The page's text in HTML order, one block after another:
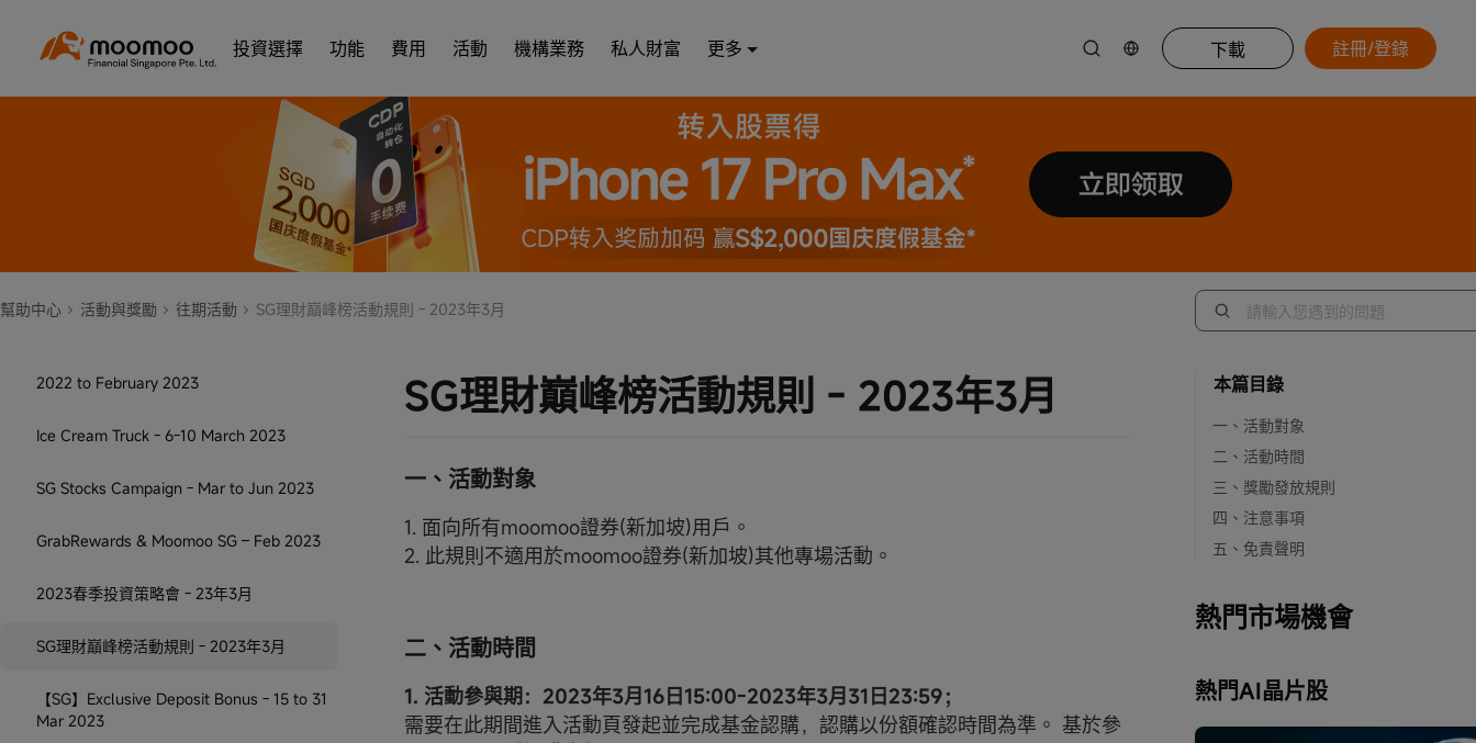
投資選擇 功能 費用 活動 機構業務 私人財富 更多 下載 註冊/登錄
幫助中心 活動與獎勵 往期活動 SG理財巔峰榜活動規則 - 2023年3月
送福利，把握潛在投資機遇 - 23年6月
新人大禮包（2022年11月到2023年2月）
US Stocks Campaign - Mar to Dec 2023
Moomoo SG Mall Event Instagram
Mar to Apr 2023
2022 to February 2023
​Ice Cream Truck - 6-10 March 2023
SG Stocks Campaign - Mar to Jun 2023
GrabRewards & Moomoo SG – Feb 2023
2023春季投資策略會 - 23年3月
SG理財巔峰榜活動規則 - 2023年3月
【SG】Exclusive Deposit Bonus - 15 to 31
Mar 2023
SG理財巔峰榜活動規則 - 2023年3月
一、活動對象
1. 面向所有moomoo證券(新加坡)用戶。
2. 此規則不適用於moomoo證券(新加坡)其他專場活動。
二、活動時間
1. 活動參與期：2023年3月16日15:00-2023年3月31日23:59；
需要在此期間進入活動頁發起並完成基金認購，認購以份額確認時間為準。 基於參
本篇目錄
一、活動對象
二、活動時間
三、獎勵發放規則
四、注意事項
五、免責聲明
熱門市場機會
熱門AI晶片股